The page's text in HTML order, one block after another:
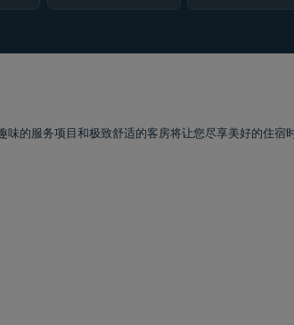
的服务项目和极致舒适的客房将让您尽享美好的住宿时